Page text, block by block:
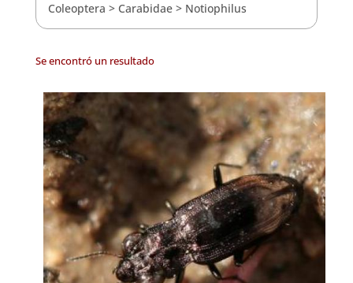
Coleoptera > Carabidae> Notiophilus
Se encontró un resultado